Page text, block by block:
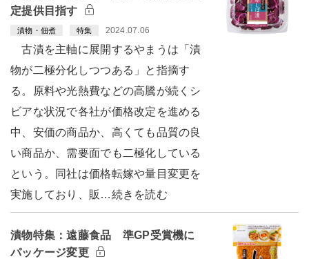
定提供目指す
漬物・佃煮 特集 2024.07.06
古漬を主軸に展開するやまうは「漬
物が二極分化しつつある」と指摘す
る。原料や光熱費などの高騰が続くシ
ビアな状況で各社が価格改定を進める
中、安価の商品か、高くても品質の良
い商品か、需要面でも二極化している
という。同社は価格転嫁や量目変更を
実施しており、販…続きを読む
漬物特集：遠藤食品 準GP受賞機に
パッケージ変更